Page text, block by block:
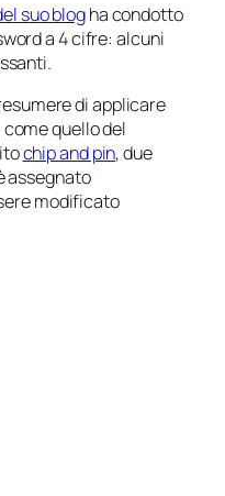
suo blogha condotto
a 4 cifre: alcuni
di applicare
quello del
chip and pin, due
assegnato
modificato